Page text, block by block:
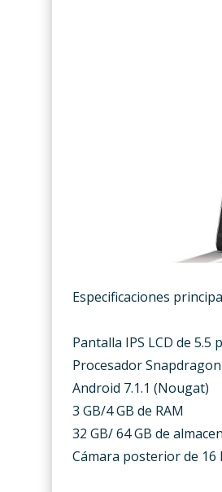
Especificaciones
Pantalla IPS LCD de 5.5
Procesador
Android 7.1.1 (Nougat)
3 GB/4 GB de RAM
32 GB/ 64 GB de
Cámara posterior de 16